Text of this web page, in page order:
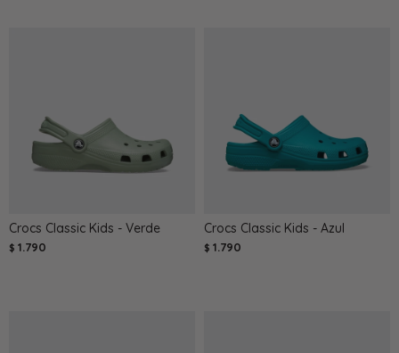
Crocs Classic Kids - Verde
$ 1.790
Crocs Classic Kids - Azul
$ 1.790